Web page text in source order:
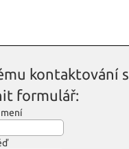
kontaktování
formulář: